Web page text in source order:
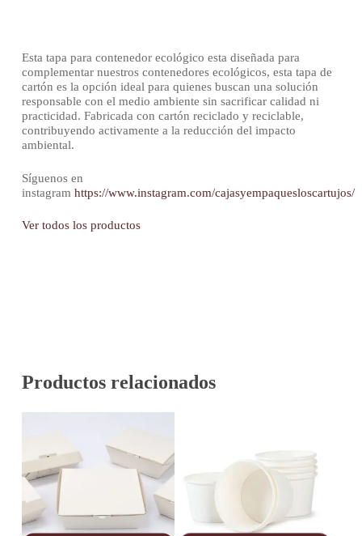
Esta tapa para contenedor ecológico esta diseñada para
complementar nuestros contenedores ecológicos, esta tapa de
cartón es la opción ideal para quienes buscan una solución
responsable con el medio ambiente sin sacrificar calidad ni
practicidad. Fabricada con cartón reciclado y reciclable,
contribuyendo activamente a la reducción del impacto
ambiental.
Síguenos en
instagram https://www.instagram.com/cajasyempaquesloscartujos/
Ver todos los productos
Productos relacionados